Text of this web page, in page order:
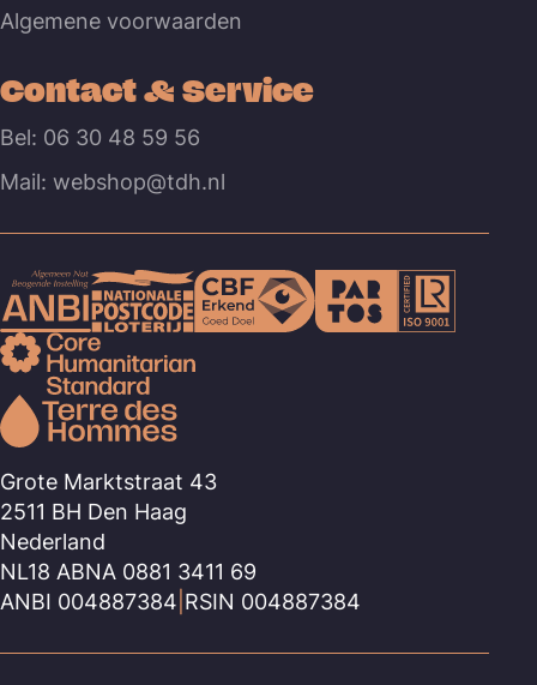
Algemene voorwaarden
Contact & Service
Bel: 06 30 48 59 56
Mail: webshop@tdh.nl
Grote Marktstraat 43
2511 BH Den Haag
Nederland
NL18 ABNA 0881 3411 69
ANBI 004887384 RSIN 004887384